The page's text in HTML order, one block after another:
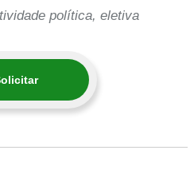
política, eletiva